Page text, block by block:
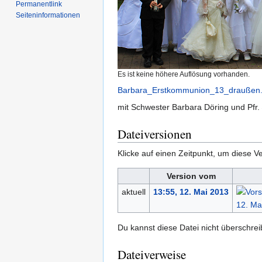
Es ist keine höhere Auflösung vorhanden.
mit Schwester Barbara Döring und
Dateiversionen
Klicke auf einen Zeitpunkt, um diese
Version vom
aktuell
13:55, 12. Mai 2013
Du kannst diese Datei nicht
Dateiverweise
Permanentlink
Seiten­­informationen